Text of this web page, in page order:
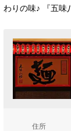
わりの味♪ 『五味
住所